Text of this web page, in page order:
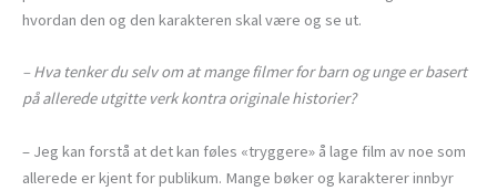
hvordan den og den karakteren skal være og se ut.
– Hva tenker du selv om at mange filmer for barn og unge er basert
på allerede utgitte verk kontra originale historier?
– Jeg kan forstå at det kan føles «tryggere» å lage film av noe som
allerede er kjent for publikum. Mange bøker og karakterer innbyr